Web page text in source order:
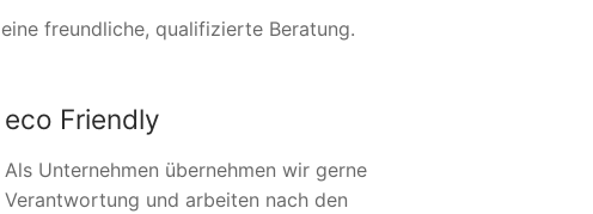
freundliche, qualifizierte Beratung.
eco Friendly
Als Unternehmen übernehmen wir gerne
Verantwortung und arbeiten nach den